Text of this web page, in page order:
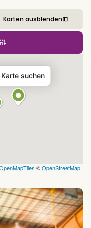
Karten ausblenden
©OpenStreetMap
suchen